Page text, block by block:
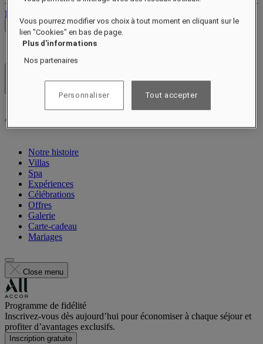
Déconnexion
Voir les tarifs
Hôtels et resorts
Notre histoire
Villas
Spa
Expériences
Célébrations
Offres
Galerie
Carte-cadeau
Mariages
Close menu
Programme de fidélité
Inscrivez-vous dès aujourd’hui pour économiser à chaque séjour et
profiter d’avantages exclusifs.
Inscription gratuite
Vous pourrez modifier vos choix à tout moment en cliquant sur le
lien "Cookies" en bas de page.
Plus d'informations
Nos partenaires
Personnaliser Tout accepter